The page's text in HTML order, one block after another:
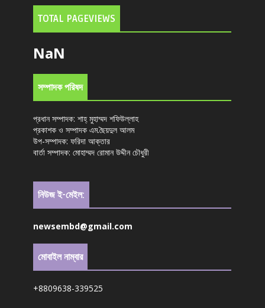
TOTAL PAGEVIEWS
NaN
সম্পাদক পরিষদ
প্রধান সম্পাদক: শাহ্ মুহাম্মদ শফিউল্লাহ
প্রকাশক ও সম্পাদক এম.ছৈয়দুল আলম
উপ-সম্পাদক: ফরিদা আক্তার
বার্তা সম্পাদক: মোহাম্মদ রোমান উদ্দীন চৌধুরী
নিউজ ই-মেইল:
newsembd@gmail.com
মোবাইল নাম্বার
+8809638-339525